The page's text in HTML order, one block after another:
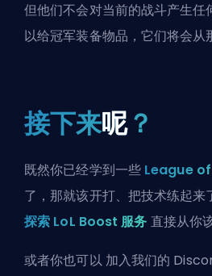
但他们不会对当前的战斗产生任
以给冠军装备物品，它们将会从
接下来呢？
既然你已经学到一些 League
了，那就该开打、把技术练起来
探索 LoL Boost 服务 直接从你
或者你也可以 加入我们的